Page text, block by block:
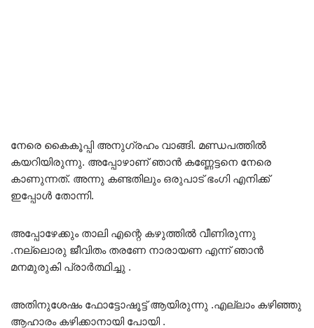
നേരെ കൈകൂപ്പി അനുഗ്രഹം വാങ്ങി. മണ്ഡപത്തിൽ
കയറിയിരുന്നു. അപ്പോഴാണ് ഞാൻ കണ്ണേട്ടനെ നേരെ
കാണുന്നത്. അന്നു കണ്ടതിലും ഒരുപാട് ഭംഗി എനിക്ക്
ഇപ്പോൾ തോന്നി.
അപ്പോഴേക്കും താലി എന്റെ കഴുത്തിൽ വീണിരുന്നു
.നല്ലൊരു ജീവിതം തരണേ നാരായണ എന്ന് ഞാൻ
മനമുരുകി പ്രാർത്ഥിച്ചു .
അതിനുശേഷം ഫോട്ടോഷൂട്ട് ആയിരുന്നു .എല്ലാം കഴിഞ്ഞു
ആഹാരം കഴിക്കാനായി പോയി .